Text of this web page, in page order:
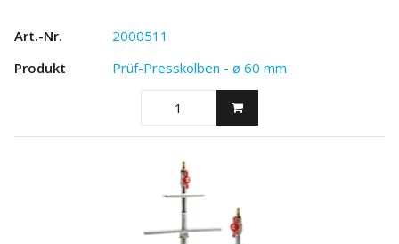
2000511
Prüf-Presskolben - ø 60 mm